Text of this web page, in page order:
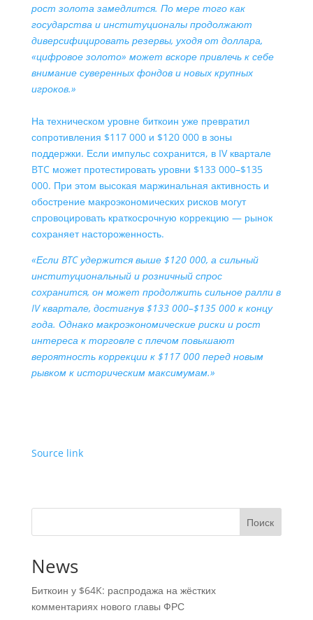
рост золота замедлится. По мере того как
государства и институционалы продолжают
диверсифицировать резервы, уходя от доллара,
«цифровое золото» может вскоре привлечь к себе
внимание суверенных фондов и новых крупных
игроков.»
На техническом уровне биткоин уже превратил
сопротивления $117 000 и $120 000 в зоны
поддержки. Если импульс сохранится, в IV квартале
BTC может протестировать уровни $133 000–$135
000. При этом высокая маржинальная активность и
обострение макроэкономических рисков могут
спровоцировать краткосрочную коррекцию — рынок
сохраняет настороженность.
«Если BTC удержится выше $120 000, а сильный
институциональный и розничный спрос
сохранится, он может продолжить сильное ралли в
IV квартале, достигнув $133 000–$135 000 к концу
года. Однако макроэкономические риски и рост
интереса к торговле с плечом повышают
вероятность коррекции к $117 000 перед новым
рывком к историческим максимумам.»
Source link
Поиск
News
Биткоин у $64K: распродажа на жёстких
комментариях нового главы ФРС